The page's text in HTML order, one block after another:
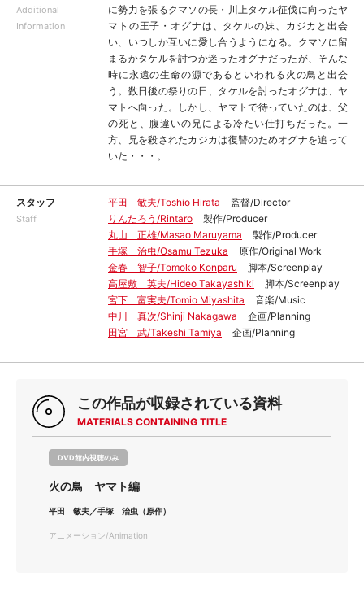
Additional
Information
に勢力を張るクマソの長・川上タケル征伐に向ったヤ
マトの王子・オグナは、タケルの妹、カジカと出会
い、いつしか互いに愛し合うようになる。クマソに留
まるかタケルを討つか迷ったオグナだったが、そんな
時に永遠の生命の源であるといわれる火の鳥と出会
う。数日後の祭りの日、タケルを討ったオグナは、ヤ
マトへ向った。しかし、ヤマトで待っていたのは、父
の死と、腹違いの兄による冷たい仕打ちだった。一
方、兄を殺されたカジカは復讐のためオグナを追って
いた・・・。
スタッフ
Staff
平田 敏夫/Toshio Hirata
監督/Director
りんたろう/Rintaro
製作/Producer
丸山 正雄/Masao Maruyama
製作/Producer
手塚 治虫/Osamu Tezuka
原作/Original Work
金春 智子/Tomoko Konparu
脚本/Screenplay
高屋敷 英夫/Hideo Takayashiki
脚本/Screenplay
宮下 富実夫/Tomio Miyashita
音楽/Music
中川 真次/Shinji Nakagawa
企画/Planning
田宮 武/Takeshi Tamiya
企画/Planning
この作品が収録されている資料
MATERIALS CONTAINING TITLE
DVD館内視聴のみ
火の鳥 ヤマト編
平田 敏夫／手塚 治虫（原作）
アニメーション/Animation